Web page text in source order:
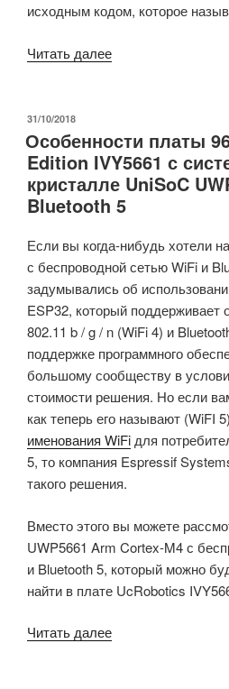
исходным кодом, которое
Читать далее«Autoware
программное
обеспечение
с
открытым
кодом
для
автономного
вождения.»
ОПУБЛИКОВАНО
31/10/2018
Особенности платы
Edition IVY5661 с
кристалле UniSoC
Bluetooth 5
Если вы когда-нибудь хотели
с беспроводной сетью WiFi и
задумывались об
ESP32, который поддерживает
802.11 b / g / n (WiFi 4) и
поддержке программного
большому сообществу в
стоимости решения. Но если
как теперь его называют (WiFI
именования WiFi для
5, то компания Espressif
такого решения.
Вместо этого вы можете
UWP5661 Arm Cortex-M4 с
и Bluetooth 5, который можно
найти в плате UcRobotics
Читать далее«Особенности